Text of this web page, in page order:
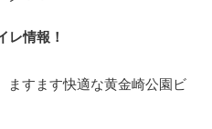
情報！
ますます快適な黄金崎公園ビ